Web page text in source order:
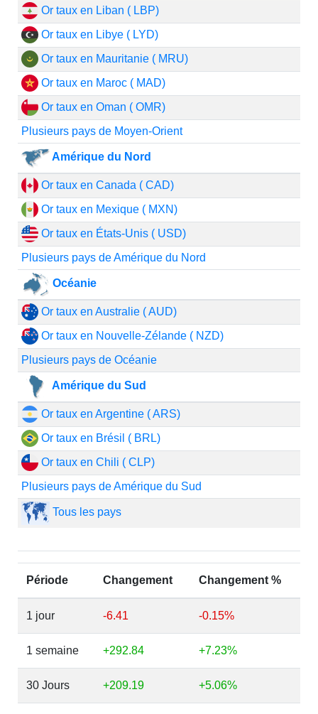
Or taux en Liban ( LBP)
Or taux en Libye ( LYD)
Or taux en Mauritanie ( MRU)
Or taux en Maroc ( MAD)
Or taux en Oman ( OMR)
Plusieurs pays de Moyen-Orient
Amérique du Nord
Or taux en Canada ( CAD)
Or taux en Mexique ( MXN)
Or taux en États-Unis ( USD)
Plusieurs pays de Amérique du Nord
Océanie
Or taux en Australie ( AUD)
Or taux en Nouvelle-Zélande ( NZD)
Plusieurs pays de Océanie
Amérique du Sud
Or taux en Argentine ( ARS)
Or taux en Brésil ( BRL)
Or taux en Chili ( CLP)
Plusieurs pays de Amérique du Sud
Tous les pays
Période Changement Changement %
1 jour -6.41 -0.15%
1 semaine +292.84 +7.23%
30 Jours +209.19 +5.06%